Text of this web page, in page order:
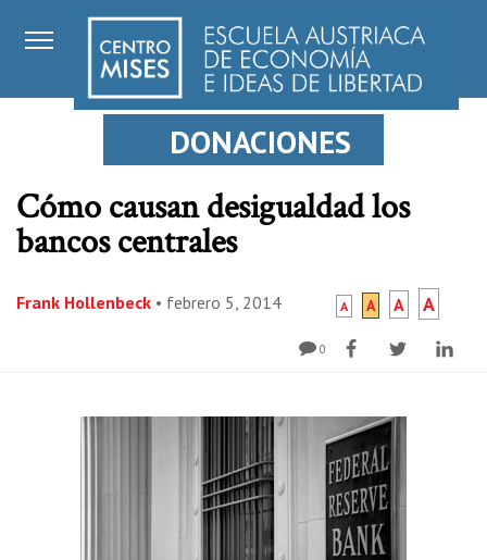
DONACIONES
Cómo causan desigualdad los
bancos centrales
Frank Hollenbeck • febrero 5, 2014 A A A A
0